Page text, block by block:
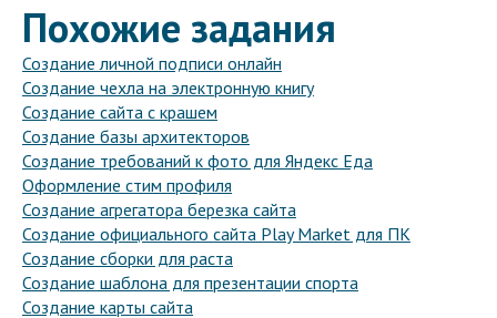
Похожие задания
Создание личной подписи онлайн
Создание чехла на электронную книгу
Создание сайта с крашем
Создание базы архитекторов
Создание требований к фото для Яндекс Еда
Оформление стим профиля
Создание агрегатора березка сайта
Создание официального сайта Play Market для ПК
Создание сборки для раста
Создание шаблона для презентации спорта
Создание карты сайта